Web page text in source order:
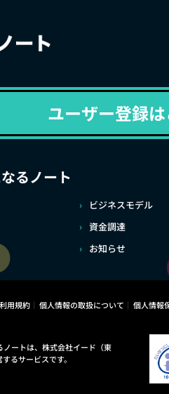
ユーザー登録
るノート
ビジネスモデル
資金調達
お知らせ
利用規約 個人情報の取扱について 個人情報
ートは、株式会社イード（東
るサービスです。